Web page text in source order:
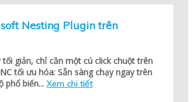
Nesting Plugin trên
giản, chỉ cần một cú click chuột trên
tối ưu hóa: Sẵn sàng chạy ngay trên
phổ biến... Xem chi tiết